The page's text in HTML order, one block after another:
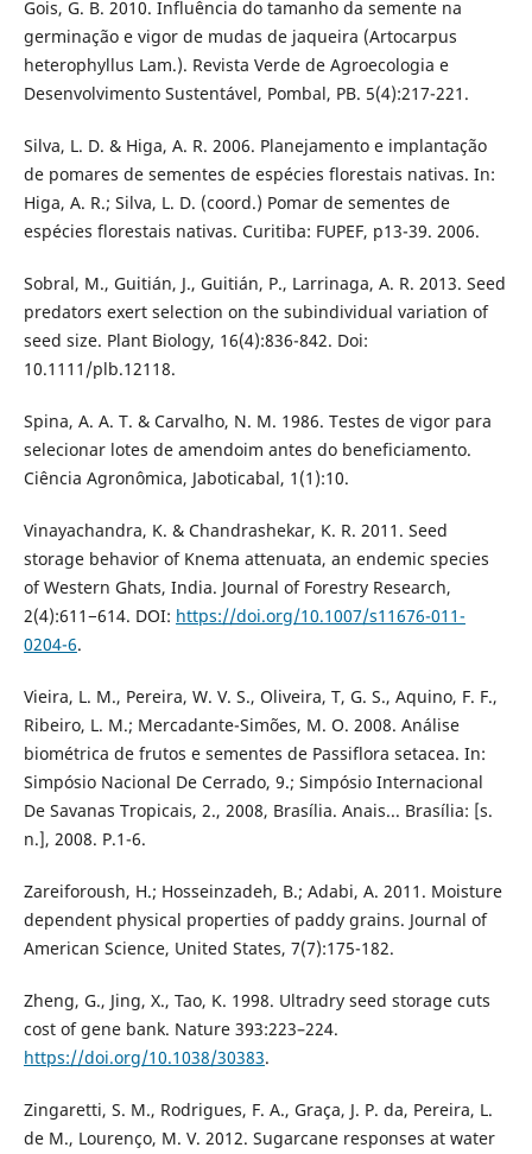
Gois, G. B. 2010. Influência do tamanho da semente na
germinação e vigor de mudas de jaqueira (Artocarpus
heterophyllus Lam.). Revista Verde de Agroecologia e
Desenvolvimento Sustentável, Pombal, PB. 5(4):217-221.
Silva, L. D. & Higa, A. R. 2006. Planejamento e implantação
de pomares de sementes de espécies florestais nativas. In:
Higa, A. R.; Silva, L. D. (coord.) Pomar de sementes de
espécies florestais nativas. Curitiba: FUPEF, p13-39. 2006.
Sobral, M., Guitián, J., Guitián, P., Larrinaga, A. R. 2013. Seed
predators exert selection on the subindividual variation of
seed size. Plant Biology, 16(4):836-842. Doi:
10.1111/plb.12118.
Spina, A. A. T. & Carvalho, N. M. 1986. Testes de vigor para
selecionar lotes de amendoim antes do beneficiamento.
Ciência Agronômica, Jaboticabal, 1(1):10.
Vinayachandra, K. & Chandrashekar, K. R. 2011. Seed
storage behavior of Knema attenuata, an endemic species
of Western Ghats, India. Journal of Forestry Research,
2(4):611−614. DOI: https://doi.org/10.1007/s11676-011-
0204-6.
Vieira, L. M., Pereira, W. V. S., Oliveira, T, G. S., Aquino, F. F.,
Ribeiro, L. M.; Mercadante-Simões, M. O. 2008. Análise
biométrica de frutos e sementes de Passiflora setacea. In:
Simpósio Nacional De Cerrado, 9.; Simpósio Internacional
De Savanas Tropicais, 2., 2008, Brasília. Anais... Brasília: [s.
n.], 2008. P.1-6.
Zareiforoush, H.; Hosseinzadeh, B.; Adabi, A. 2011. Moisture
dependent physical properties of paddy grains. Journal of
American Science, United States, 7(7):175-182.
Zheng, G., Jing, X., Tao, K. 1998. Ultradry seed storage cuts
cost of gene bank. Nature 393:223–224.
https://doi.org/10.1038/30383.
Zingaretti, S. M., Rodrigues, F. A., Graça, J. P. da, Pereira, L.
de M., Lourenço, M. V. 2012. Sugarcane responses at water